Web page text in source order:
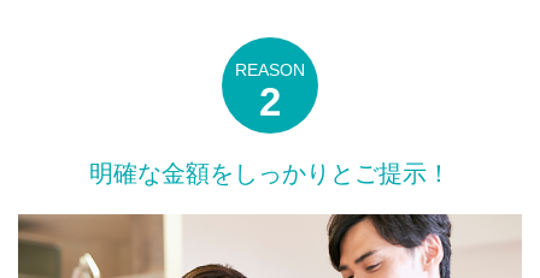
明確な金額をしっかりとご提示！